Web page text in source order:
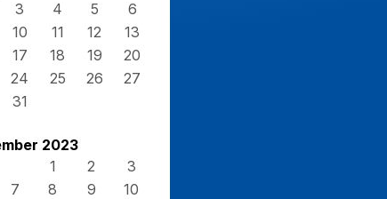
3 4 5
6
10 11 12
13
17 18 19
20
24 25 26
27
31
2023
1
2
3
7 8 9
10